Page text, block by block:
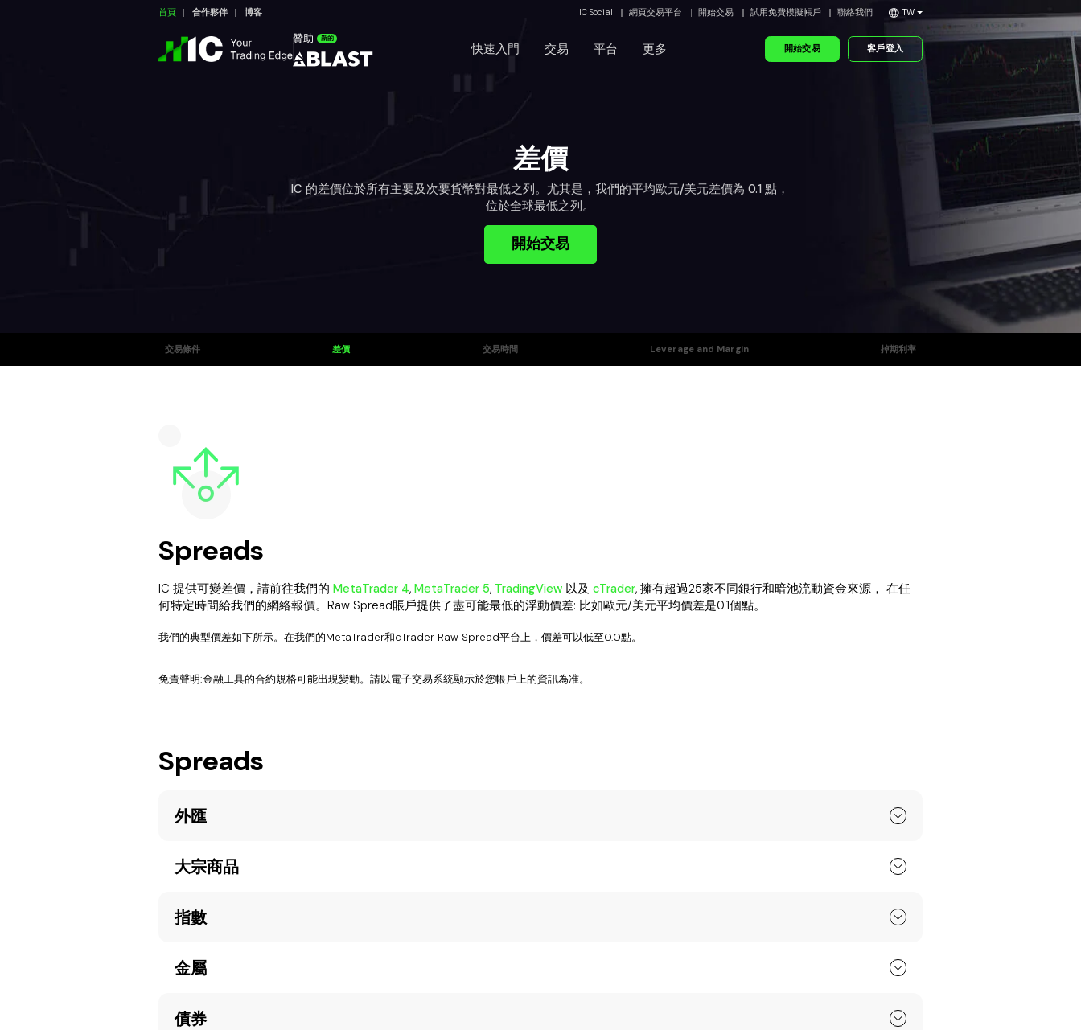
首頁 合作夥伴 博客 IC Social 網頁交易平台 開始交易 試用免費模擬帳戶 聯絡我們 TW
贊助 新的
快速入門 交易 平台 更多 開始交易 客戶登入
差價
IC 的差價位於所有主要及次要貨幣對最低之列。尤其是，我們的平均歐元/美元差價為 0.1 點，
位於全球最低之列。
開始交易
交易條件 差價 交易時間 Leverage and Margin 掉期利率
Spreads
IC 提供可變差價，請前往我們的MetaTrader 4,MetaTrader 5, TradingView 以及cTrader, 擁有超過25家不同銀行和暗池流動資金來源， 在任
何特定時間給我們的網絡報價。Raw Spread賬戶提供了盡可能最低的浮動價差: 比如歐元/美元平均價差是0.1個點。
我們的典型價差如下所示。在我們的MetaTrader和cTrader Raw Spread平台上，價差可以低至0.0點。
免責聲明:金融工具的合約規格可能出現變動。請以電子交易系統顯示於您帳戶上的資訊為准。
Spreads
外匯
大宗商品
指數
金屬
債券